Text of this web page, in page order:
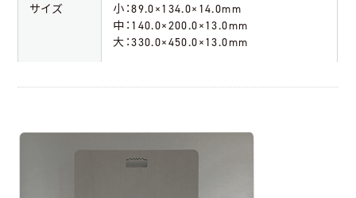
サイズ
小：89.0×134.0×14.0mm
中：140.0×200.0×13.0mm
大：330.0×450.0×13.0mm